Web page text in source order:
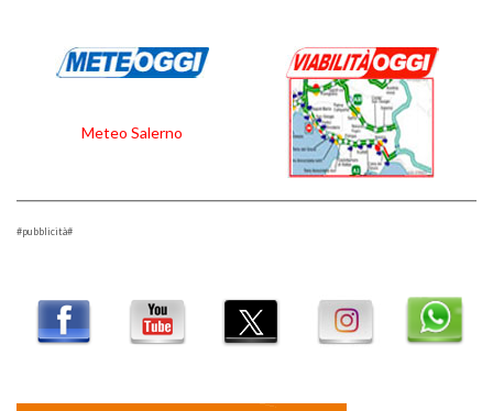
Meteo Salerno
#pubblicità#